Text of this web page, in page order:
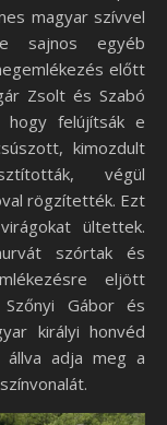
magyar szívvel
sajnos egyéb
előtt
Zsolt és Szabó
hogy felújítsák e
kimozdult
végül
rögzítették. Ezt
ültettek.
szórtak és
eljött
Gábor és
királyi honvéd
állva adja meg a